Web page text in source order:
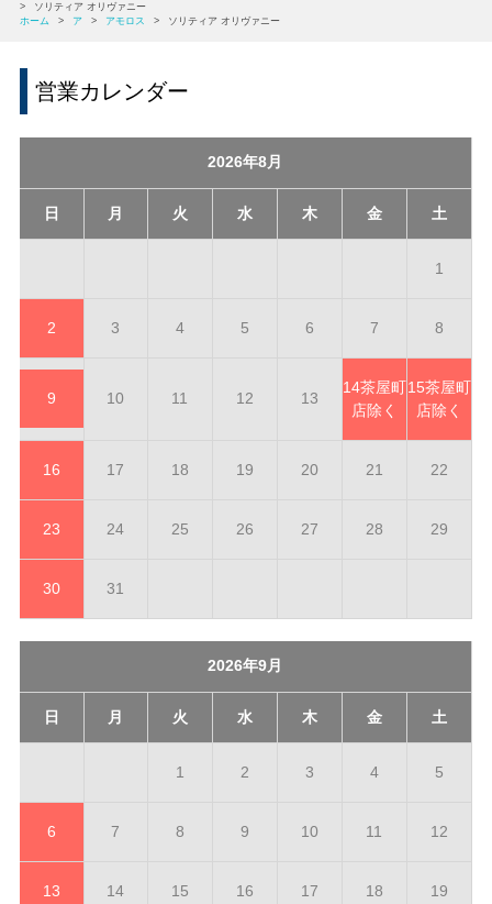
>
ソリティア オリヴァニー
ホーム
> ア > アモロス > ソリティア オリヴァニー
営業カレンダー
2026年8月
日 月 火 水 木 金 土
1
2 3 4 5 6 7 8
9 10 11 12 13
14茶屋町
店除く
15茶屋町
店除く
16 17 18 19 20 21 22
23 24 25 26 27 28 29
30 31
2026年9月
日 月 火 水 木 金 土
1 2 3 4 5
6 7 8 9 10 11 12
13 14 15 16 17 18 19